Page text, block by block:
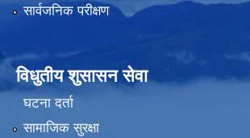
सार्वजनिक परीक्षण
विधुतीय शुसासन सेवा
घटना दर्ता
सामाजिक सुरक्षा